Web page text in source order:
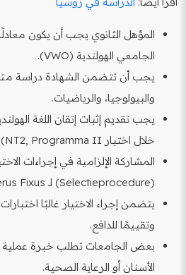
المؤهل الثانوي يجب أن يكون
الجامعي الهولندية (VWO).
يجب أن تتضمن الشهادة دراسة
والبيولوجيا، والرياضيات.
خلال اختبار NT2, Programma II).
المشاركة الإلزامية في إجراءات
(Selectieprocedure) لـ Numerus Fixus.
يتضمن إجراء الاختيار غالبًا
وتقييمًا للدافع.
بعض الجامعات تطلب خبرة
الأسنان أو الرعاية الصحية.